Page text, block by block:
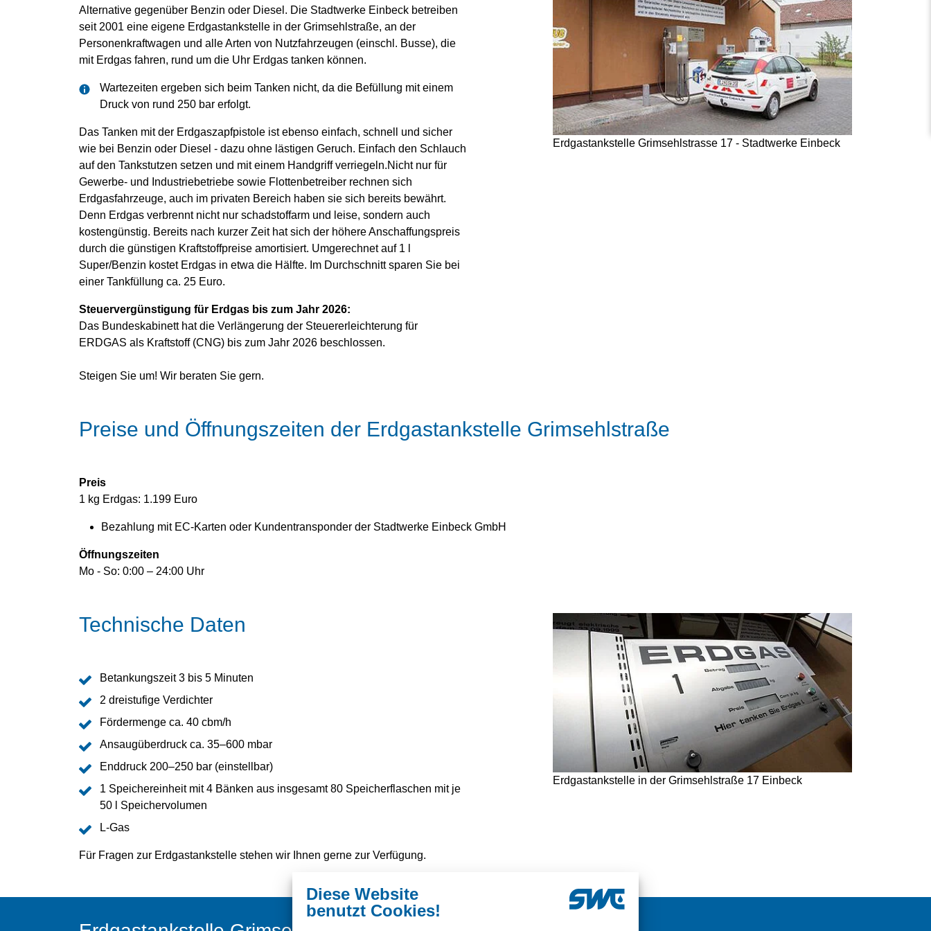
Erdgastankstelle Grimsehlstrasse 17 - Stadtwerke Einbeck
Alternative gegenüber Benzin oder Diesel. Die Stadtwerke Einbeck betreiben
seit 2001 eine eigene Erdgastankstelle in der Grimsehlstraße, an der
Personenkraftwagen und alle Arten von Nutzfahrzeugen (einschl. Busse), die
mit Erdgas fahren, rund um die Uhr Erdgas tanken können.
Wartezeiten ergeben sich beim Tanken nicht, da die Befüllung mit einem
Druck von rund 250 bar erfolgt.
Das Tanken mit der Erdgaszapfpistole ist ebenso einfach, schnell und sicher
wie bei Benzin oder Diesel - dazu ohne lästigen Geruch. Einfach den Schlauch
auf den Tankstutzen setzen und mit einem Handgriff verriegeln.Nicht nur für
Gewerbe- und Industriebetriebe sowie Flottenbetreiber rechnen sich
Erdgasfahrzeuge, auch im privaten Bereich haben sie sich bereits bewährt.
Denn Erdgas verbrennt nicht nur schadstoffarm und leise, sondern auch
kostengünstig. Bereits nach kurzer Zeit hat sich der höhere Anschaffungspreis
durch die günstigen Kraftstoffpreise amortisiert. Umgerechnet auf 1 l
Super/Benzin kostet Erdgas in etwa die Hälfte. Im Durchschnitt sparen Sie bei
einer Tankfüllung ca. 25 Euro.
Steuervergünstigung für Erdgas bis zum Jahr 2026:
Das Bundeskabinett hat die Verlängerung der Steuererleichterung für
ERDGAS als Kraftstoff (CNG) bis zum Jahr 2026 beschlossen.
Steigen Sie um! Wir beraten Sie gern.
Preise und Öffnungszeiten der Erdgastankstelle Grimsehlstraße
Preis
1 kg Erdgas: 1.199 Euro
Bezahlung mit EC-Karten oder Kundentransponder der Stadtwerke Einbeck GmbH
Öffnungszeiten
Mo - So: 0:00 – 24:00 Uhr
Erdgastankstelle in der Grimsehlstraße 17 Einbeck
Technische Daten
Betankungszeit 3 bis 5 Minuten
2 dreistufige Verdichter
Fördermenge ca. 40 cbm/h
Ansaugüberdruck ca. 35–600 mbar
Enddruck 200–250 bar (einstellbar)
1 Speichereinheit mit 4 Bänken aus insgesamt 80 Speicherflaschen mit je
50 l Speichervolumen
L-Gas
Für Fragen zur Erdgastankstelle stehen wir Ihnen gerne zur Verfügung.
Diese Website
benutzt Cookies!